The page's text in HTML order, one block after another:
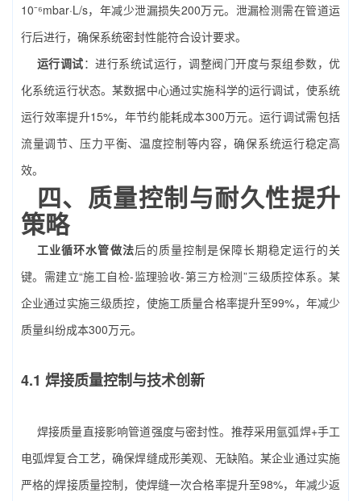
10⁻⁶mbar·L/s，年减少泄漏损失200万元。泄漏检测需在管道运
行后进行，确保系统密封性能符合设计要求。
运行调试：进行系统试运行，调整阀门开度与泵组参数，优
化系统运行状态。某数据中心通过实施科学的运行调试，使系统
运行效率提升15%，年节约能耗成本300万元。运行调试需包括
流量调节、压力平衡、温度控制等内容，确保系统运行稳定高
效。
四、质量控制与耐久性提升
策略
工业循环水管做法后的质量控制是保障长期稳定运行的关
键。需建立“施工自检-监理验收-第三方检测”三级质控体系。某
企业通过实施三级质控，使施工质量合格率提升至99%，年减少
质量纠纷成本300万元。
4.1 焊接质量控制与技术创新
焊接质量直接影响管道强度与密封性。推荐采用氩弧焊+手工
电弧焊复合工艺，确保焊缝成形美观、无缺陷。某企业通过实施
严格的焊接质量控制，使焊缝一次合格率提升至98%，年减少返